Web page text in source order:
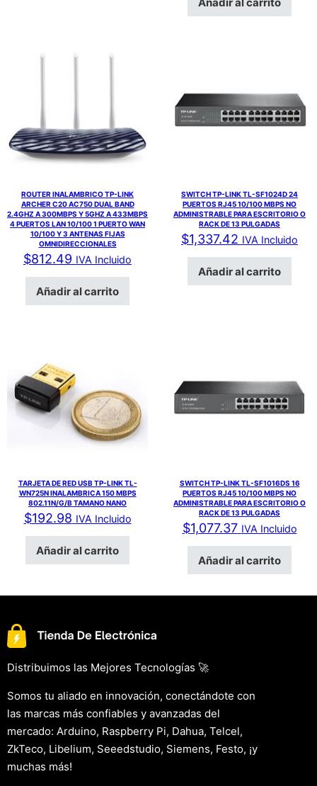
ROUTER INALAMBRICO TP-LINK
ARCHER C20 AC750 DUAL BAND
2.4GHZ A 300MBPS Y 5GHZ A 433MBPS
4 PUERTOS LAN 10/100 1 PUERTO WAN
10/100 Y 3 ANTENAS FIJAS
OMNIDIRECCIONALES
$812.49 IVA Incluido
Añadir al carrito
SWITCH TP-LINK TL-SF1024D 24
PUERTOS RJ45 10/100 MBPS NO
ADMINISTRABLE PARA ESCRITORIO O
RACK DE 13 PULGADAS
$1,337.42 IVA Incluido
Añadir al carrito
TARJETA DE RED USB TP-LINK TL-
WN725N INALAMBRICA 150 MBPS
802.11N/G/B TAMANO NANO
$192.98 IVA Incluido
Añadir al carrito
SWITCH TP-LINK TL-SF1016DS 16
PUERTOS RJ45 10/100 MBPS NO
ADMINISTRABLE PARA ESCRITORIO O
RACK DE 13 PULGADAS
$1,077.37 IVA Incluido
Añadir al carrito
Distribuimos las Mejores Tecnologías 🚀
Somos tu aliado en innovación, conectándote con
las marcas más confiables y avanzadas del
mercado: Arduino, Raspberry Pi, Dahua, Telcel,
ZkTeco, Libelium, Seeedstudio, Siemens, Festo, ¡y
muchas más!